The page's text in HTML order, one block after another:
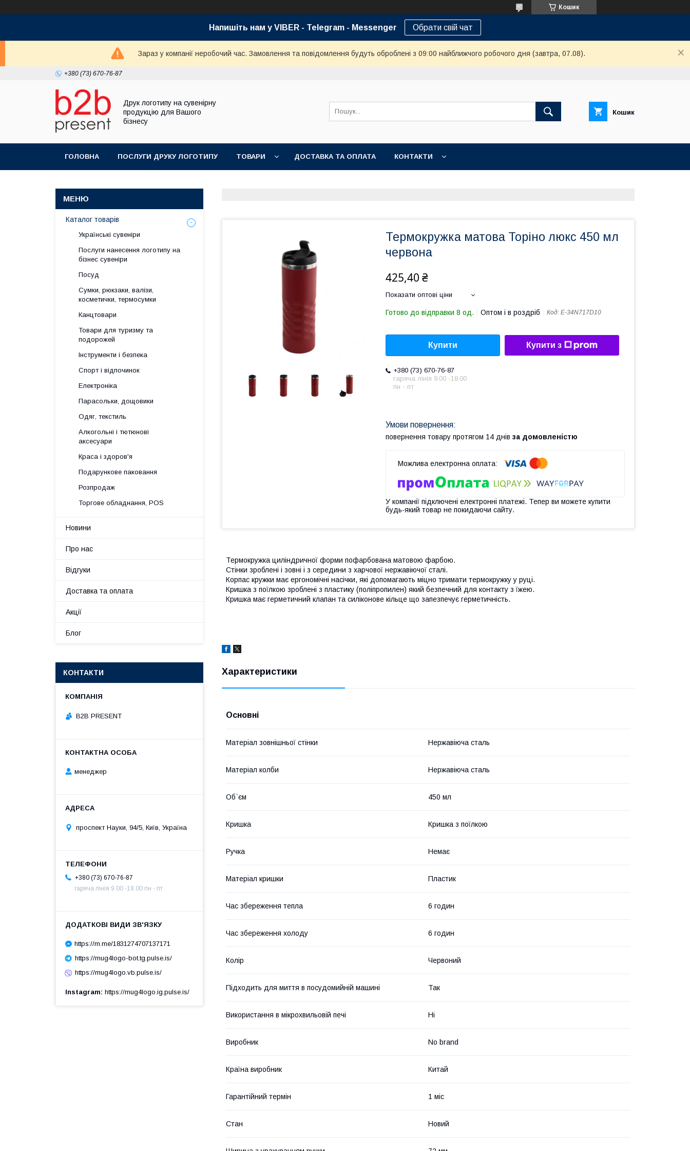
Кошик
Напишіть нам у VIBER - Telegram - Messenger Обрати свій чат
Зараз у компанії неробочий час. Замовлення та повідомлення будуть оброблені з 09:00 найближчого робочого дня (завтра, 07.08).
+380 (73) 670-76-87
Друк логотипу на сувенірну
продукцію для Вашого
бізнесу
Кошик
ГОЛОВНА ПОСЛУГИ ДРУКУ ЛОГОТИПУ ТОВАРИ ДОСТАВКА ТА ОПЛАТА КОНТАКТИ
Термокружка матова Торіно люкс 450 мл
червона
425,40 ₴
Показати оптові ціни
Готово до відправки 8 од. Оптом і в роздріб Код: Е-34N717D10
Купити Купити з
+380 (73) 670-76-87
гаряча лінія 9.00 -18.00
пн - пт
повернення товару протягом 14 днів за домовленістю
У компанії підключені електронні платежі. Тепер ви можете купити
будь-який товар не покидаючи сайту.
Термокружка циліндричної форми пофарбована матовою фарбою.
Стінки зроблені і зовні і з середини з харчової нержавіючої сталі.
Корпас кружки має ергономічні насічки, які допомагають міцно тримати термокружку у руці.
Кришка з поїлкою зроблені з пластику (поліпропилен) який безпечний для контакту з їжею.
Кришка має герметичний клапан та силіконове кільце що запезпечує герметичність.
Характеристики
Основні
Матеріал зовнішньої стінки Нержавіюча сталь
Матеріал колби Нержавіюча сталь
Об`єм 450 мл
Кришка Кришка з поїлкою
Ручка Немає
Матеріал кришки Пластик
Час збереження тепла 6 годин
Час збереження холоду 6 годин
Колір Червоний
Підходить для миття в посудомийній машині Так
Використання в мікрохвильовій печі Ні
Виробник No brand
Країна виробник Китай
Гарантійний термін 1 міс
Стан Новий
Каталог товарів
Українські сувеніри
Послуги нанесення логотипу на
бізнес сувеніри
Посуд
Сумки, рюкзаки, валізи,
косметички, термосумки
Канцтовари
Товари для туризму та
подорожей
Інструменти і безпека
Спорт і відпочинок
Електроніка
Парасольки, дощовики
Одяг, текстиль
Алкогольні і тютюнові
аксесуари
Краса і здоров'я
Подарункове паковання
Розпродаж
Торгове обладнання, POS
Новини
Про нас
Відгуки
Доставка та оплата
Акції
Блог
КОНТАКТИ
B2B PRESENT
менеджер
проспект Науки, 94/5, Київ, Україна
+380 (73) 670-76-87
гаряча лінія 9.00 -18.00 пн - пт
https://m.me/1831274707137171
https://mug4logo-bot.tg.pulse.is/
https://mug4logo.vb.pulse.is/
Instagram https://mug4logo.ig.pulse.is/